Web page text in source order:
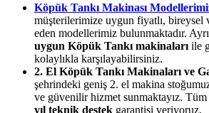
Köpük Tankı Makinası
müşterilerimize uygun fiyatlı, bireysel
eden modellerimiz bulunmaktadır.
uygun Köpük Tankı makinaları ile
kolaylıkla karşılayabilirsiniz.
2. El Köpük Tankı Makinaları ve
şehrindeki geniş 2. el makina
ve güvenilir hizmet sunmaktayız.
yıl teknik destek garantisi veriyoruz.